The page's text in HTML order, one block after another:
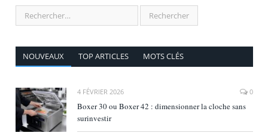
NOUVEAUX TOP ARTICLES MOTS CLÉS
4 FÉVRIER 2026 0
Boxer 30 ou Boxer 42 : dimensionner la cloche sans
surinvestir